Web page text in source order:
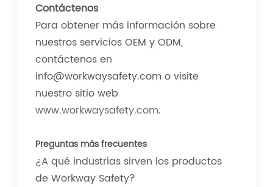
Contáctenos
Para obtener más información sobre
nuestros servicios OEM y ODM,
contáctenos en
info@workwaysafety.com o visite
nuestro sitio web
www.workwaysafety.com.
Preguntas más frecuentes
¿A qué industrias sirven los productos
de Workway Safety?